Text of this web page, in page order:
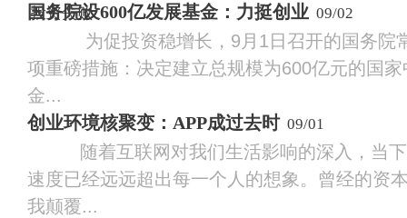
国务院设600亿发展基金：力挺创业 09/02
为促投资稳增长，9月1日召开的国务院
项重磅措施：决定建立总规模为600亿元的国
金...
创业环境核聚变：APP成过去时09/01
随着互联网对我们生活影响的深入，当下
速度已经远远超出每一个人的想象。曾经的资
我颠覆...